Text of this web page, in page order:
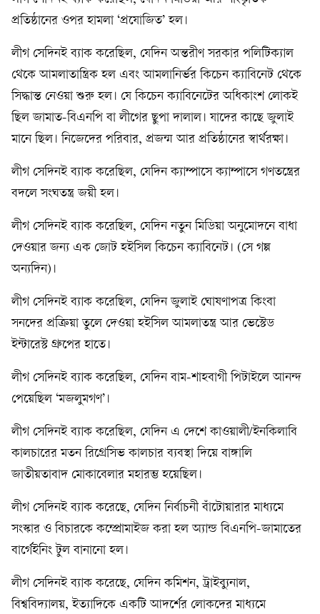
প্রতিষ্ঠানের ওপর হামলা ‘প্রযোজিত’ হল।
লীগ সেদিনই ব্যাক করেছিল, যেদিন অন্তরীণ সরকার পলিটিক্যাল
থেকে আমলাতান্ত্রিক হল এবং আমলানির্ভর কিচেন ক্যাবিনেট থেকে
সিদ্ধান্ত নেওয়া শুরু হল। যে কিচেন ক্যাবিনেটের অধিকাংশ লোকই
ছিল জামাত-বিএনপি বা লীগের ছুপা দালাল। যাদের কাছে জুলাই
মানে ছিল। নিজেদের পরিবার, প্রজন্ম আর প্রতিষ্ঠানের স্বার্থরক্ষা।
লীগ সেদিনই ব্যাক করেছিল, যেদিন ক্যাম্পাসে ক্যাম্পাসে গণতন্ত্রের
বদলে সংঘতন্ত্র জয়ী হল।
লীগ সেদিনই ব্যাক করেছিল, যেদিন নতুন মিডিয়া অনুমোদনে বাধা
দেওয়ার জন্য এক জোট হইসিল কিচেন ক্যাবিনেট। (সে গল্প
অন্যদিন)।
লীগ সেদিনই ব্যাক করেছিল, যেদিন জুলাই ঘোষণাপত্র কিংবা
সনদের প্রক্রিয়া তুলে দেওয়া হইসিল আমলাতন্ত্র আর ভেস্টেড
ইন্টারেস্ট গ্রুপের হাতে।
লীগ সেদিনই ব্যাক করেছিল, যেদিন বাম-শাহবাগী পিটাইলে আনন্দ
পেয়েছিল ‘মজলুমগণ’।
লীগ সেদিনই ব্যাক করেছিল, যেদিন এ দেশে কাওয়ালী/ইনকিলাবি
কালচারের মতন রিগ্রেসিভ কালচার ব্যবস্থা দিয়ে বাঙ্গালি
জাতীয়তাবাদ মোকাবেলার মহারম্ভ হয়েছিল।
লীগ সেদিনই ব্যাক করেছে, যেদিন নির্বাচনী বাঁটোয়ারার মাধ্যমে
সংস্কার ও বিচারকে কম্প্রোমাইজ করা হল অ্যান্ড বিএনপি-জামাতের
বার্গেইনিং টুল বানানো হল।
লীগ সেদিনই ব্যাক করেছে, যেদিন কমিশন, ট্রাইব্যুনাল,
বিশ্ববিদ্যালয়, ইত্যাদিকে একটি আদর্শের লোকদের মাধ্যমে